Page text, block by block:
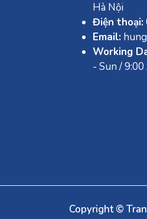
Hà Nội
Điện thoại:
Email:
Working
- Sun /
Copyright ©